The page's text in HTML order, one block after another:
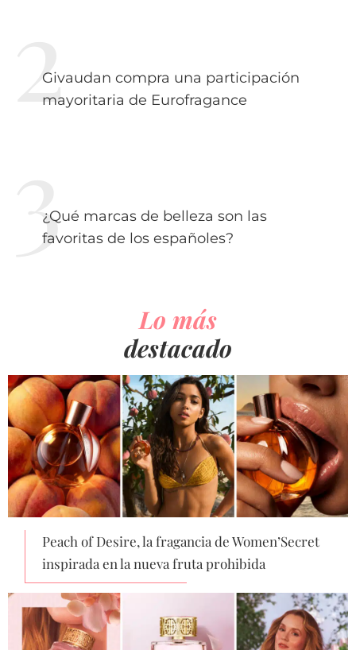
Givaudan compra una participación
mayoritaria de Eurofragance
¿Qué marcas de belleza son las
favoritas de los españoles?
Lo más
destacado
Peach of Desire, la fragancia de Women’Secret
inspirada en la nueva fruta prohibida